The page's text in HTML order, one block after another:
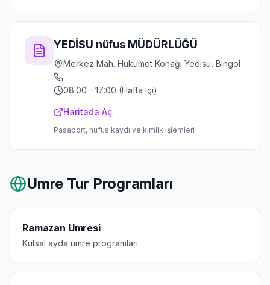
YEDİSU nüfus MÜDÜRLÜĞÜ
Merkez Mah. Hukumet Konağı Yedisu, Bingol
08:00 - 17:00 (Hafta içi)
Haritada Aç
Pasaport, nüfus kaydı ve kimlik işlemleri
Umre Tur Programları
Ramazan Umresi
Kutsal ayda umre programları